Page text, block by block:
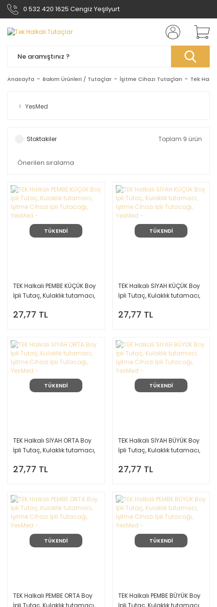
0 532 420 1625 Cengiz Yeşilyurt
Anasayfa Bakım Ürünleri / Tutaçlar İşitme Cihazı Tutaçları Tek
YesMed
Stoktakiler Toplam 9 ürün
TÜKENDİ
TEK Halkalı PEMBE KÜÇÜK Boy
İpli Tutaç, Kulaklık tutamacı,
YesMed -
27,77 TL
TÜKENDİ
TEK Halkalı SİYAH KÜÇÜK Boy
İpli Tutaç, Kulaklık tutamacı,
YesMed -
27,77 TL
TÜKENDİ
TEK Halkalı SİYAH ORTA Boy
İpli Tutaç, Kulaklık tutamacı,
YesMed -
27,77 TL
TÜKENDİ
TEK Halkalı SİYAH BÜYÜK Boy
İpli Tutaç, Kulaklık tutamacı,
YesMed -
27,77 TL
TÜKENDİ
TEK Halkalı PEMBE ORTA Boy
İpli Tutaç, Kulaklık tutamacı,
TÜKENDİ
TEK Halkalı PEMBE BÜYÜK Boy
İpli Tutaç, Kulaklık tutamacı,